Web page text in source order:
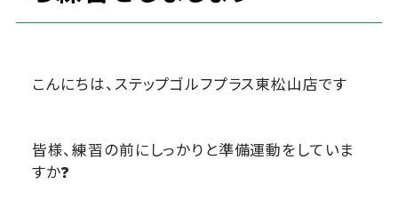
こんにちは、ステップゴルフプラス東松山店です
皆様、練習の前にしっかりと準備運動をしていま
すか❓